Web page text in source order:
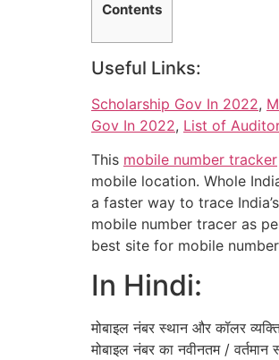
Contents
Useful Links:
Scholarship Gov In 2022,
Gov In 2022, List of
This mobile number tracker
mobile location. Whole
a faster way to trace
mobile number tracer as
best site for mobile
In Hindi:
मोबाइल नंबर स्थान और कॉलर
मोबाइल नंबर का नवीनतम /